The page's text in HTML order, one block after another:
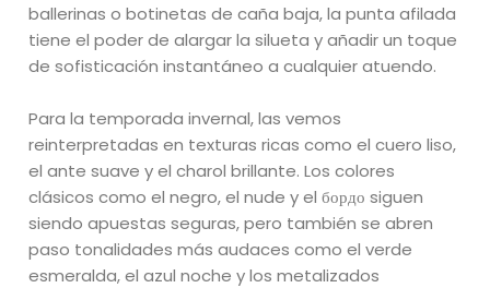
ballerinas o botinetas de caña baja, la punta afilada
tiene el poder de alargar la silueta y añadir un toque
de sofisticación instantáneo a cualquier atuendo.
Para la temporada invernal, las vemos
reinterpretadas en texturas ricas como el cuero liso,
el ante suave y el charol brillante. Los colores
clásicos como el negro, el nude y el бордо siguen
siendo apuestas seguras, pero también se abren
paso tonalidades más audaces como el verde
esmeralda, el azul noche y los metalizados